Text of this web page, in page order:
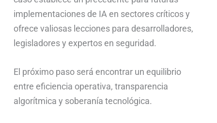
implementaciones de IA en sectores críticos y
ofrece valiosas lecciones para desarrolladores,
legisladores y expertos en seguridad.
El próximo paso será encontrar un equilibrio
entre eficiencia operativa, transparencia
algorítmica y soberanía tecnológica.